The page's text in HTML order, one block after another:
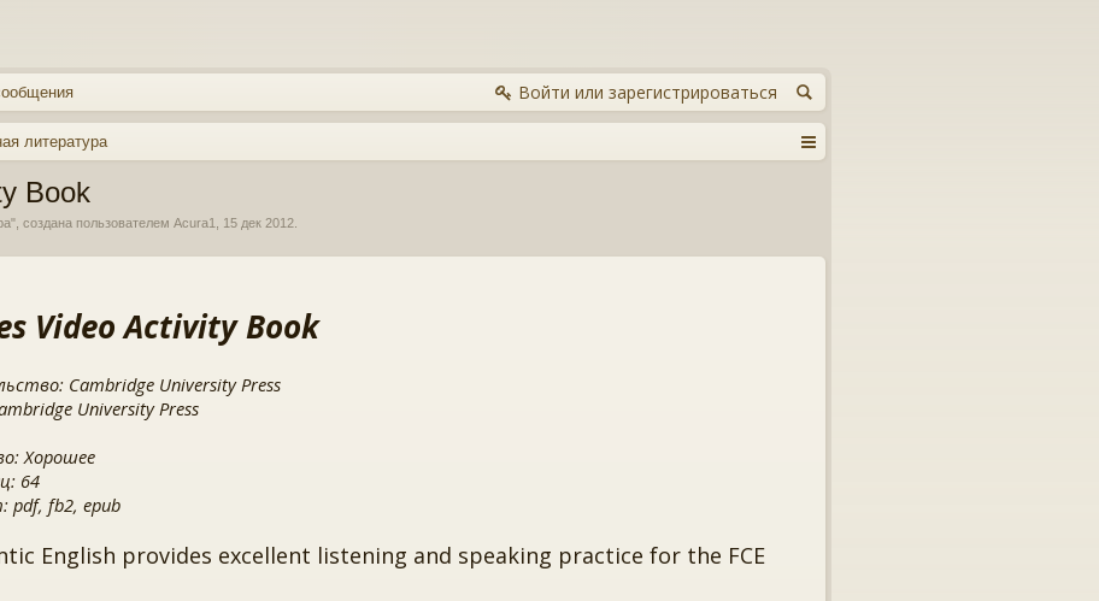
Войти или зарегистрироваться
литература
Book
", создана пользователем Acura1 15 дек 2012
Video Activity Book
Cambridge University Press
University Press
Хорошее
64
pdf, fb2, epub
English provides excellent listening and speaking practice for the FCE